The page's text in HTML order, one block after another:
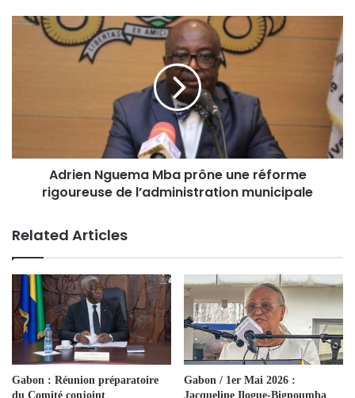
Adrien Nguema Mba prône une réforme
rigoureuse de l’administration municipale
Related Articles
Gabon : Réunion préparatoire
du Comité conjoint
Gabon / 1er Mai 2026 :
Jacqueline Ilogue-Bignoumba